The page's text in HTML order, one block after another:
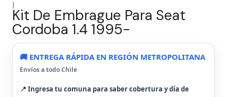
|
Kit De Embrague Para Seat
Cordoba 1.4 1995-
🚚 ENTREGA RÁPIDA EN REGIÓN METROPOLITANA
Envíos a todo Chile
📍 Ingresa tu comuna para saber cobertura y día de